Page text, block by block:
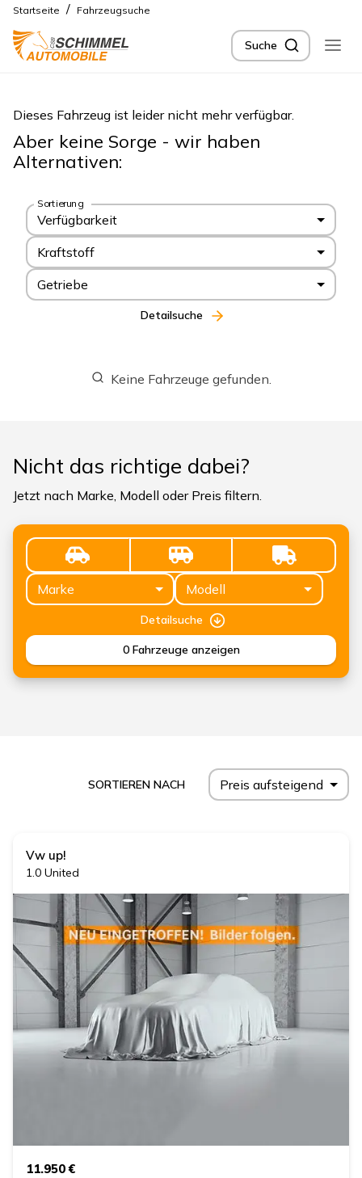
Startseite / Fahrzeugsuche
Suche
Dieses Fahrzeug ist leider nicht mehr verfügbar.
Aber keine Sorge - wir haben
Alternativen:
Sortierung
Verfügbarkeit
Kraftstoff
Getriebe
Detailsuche
Keine Fahrzeuge gefunden.
Nicht das richtige dabei?
Jetzt nach Marke, Modell oder Preis filtern.
Marke Modell
Detailsuche
0 Fahrzeuge anzeigen
SORTIEREN NACH Preis aufsteigend
Vw up!
1.0 United
11.950 €